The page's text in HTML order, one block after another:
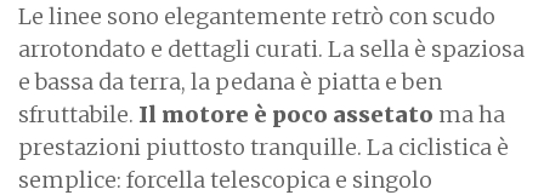
Le linee sono elegantemente retrò con scudo
arrotondato e dettagli curati. La sella è spaziosa
e bassa da terra, la pedana è piatta e ben
sfruttabile. Il motore è poco assetato ma ha
prestazioni piuttosto tranquille. La ciclistica è
semplice: forcella telescopica e singolo